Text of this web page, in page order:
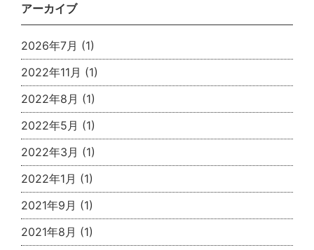
アーカイブ
2026年7月 (1)
2022年11月 (1)
2022年8月 (1)
2022年5月 (1)
2022年3月 (1)
2022年1月 (1)
2021年9月 (1)
2021年8月 (1)